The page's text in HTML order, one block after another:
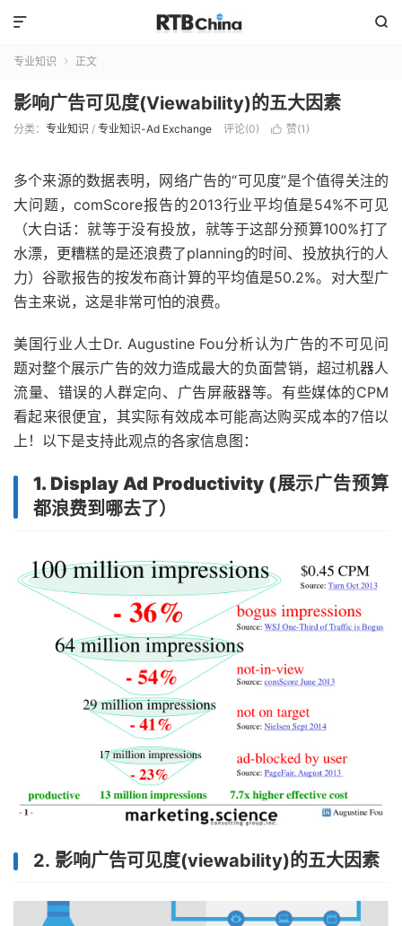


专业知识  正文
影响广告可见度(Viewability)的五大因素
分类： 专业知识 / 专业知识-Ad Exchange 评论(0)  赞(1 )
多个来源的数据表明，网络广告的“可见度”是个值得关注的
大问题，comScore报告的2013行业平均值是54%不可见
（大白话：就等于没有投放，就等于这部分预算100%打了
水漂，更糟糕的是还浪费了planning的时间、投放执行的人
力）谷歌报告的按发布商计算的平均值是50.2%。对大型广
告主来说，这是非常可怕的浪费。
美国行业人士Dr. Augustine Fou分析认为广告的不可见问
题对整个展示广告的效力造成最大的负面营销，超过机器人
流量、错误的人群定向、广告屏蔽器等。有些媒体的CPM
看起来很便宜，其实际有效成本可能高达购买成本的7倍以
上！以下是支持此观点的各家信息图：
1. Display Ad Productivity (展示广告预算
都浪费到哪去了）
2. 影响广告可见度(viewability)的五大因素